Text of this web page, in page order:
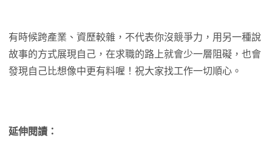
有時候跨產業、資歷較雜，不代表你沒競爭力，用另一種說
故事的方式展現自己，在求職的路上就會少一層阻礙，也會
發現自己比想像中更有料喔！祝大家找工作一切順心。
延伸閱讀：